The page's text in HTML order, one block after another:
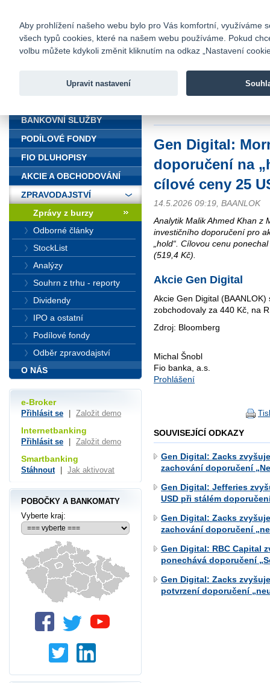
Fio banka
Fio banka
Gen Digital:
doporučení na
cílové ceny 25
14.5.2026 09:19, BAANLOK
Analytik Malik Ahmed Khan z
investičního doporučení pro
„hold“. Cílovou cenu
(519,4 Kč).
Akcie Gen Digital
Akcie Gen Digital
zobchodovaly za 440 Kč, na
Zdroj: Bloomberg
Michal Šnobl
Fio banka, a.s.
Prohlášení
SOUVISEJÍCÍ ODKAZY
Gen Digital: Zacks
zachování doporučení
Gen Digital: Jefferies
USD při stálém
Gen Digital: Zacks
zachování doporučení
Gen Digital: RBC Capital
ponechává doporučení
Gen Digital: Zacks
potvrzení doporučení
BANKOVNÍ SLUŽBY
PODÍLOVÉ FONDY
FIO DLUHOPISY
AKCIE A OBCHODOVÁNÍ
ZPRAVODAJSTVÍ
Zprávy z burzy
Odborné články
StockList
Analýzy
Souhrn z trhu - reporty
Dividendy
IPO a ostatní
Podílové fondy
Odběr zpravodajství
O NÁS
e-Broker
Přihlásit se Založit demo
Internetbanking
Přihlásit se Založit demo
Smartbanking
Stáhnout Jak aktivovat
POBOČKY A BANKOMATY
Vyberte kraj:
Aby prohlížení našeho webu bylo pro Vás komfortní, využíváme
všech typů cookies, které na našem webu používáme. Pokud
volbu můžete kdykoli změnit kliknutím na odkaz „Nastavení
Upravit nastavení